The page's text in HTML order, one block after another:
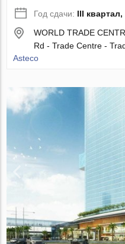
Год сдачи: III
WORLD TRADE
Rd - Trade Centre -
Asteco